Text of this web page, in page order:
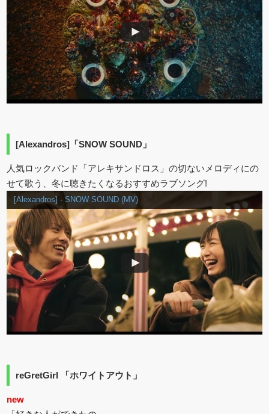
[Alexandros]「SNOW SOUND」
人気ロックバンド「アレキサンドロス」の切ないメロディにの
せて歌う、冬に聴きたくなるおすすめラブソング!
[Alexandros] - SNOW SOUND (MV)
reGretGirl 「ホワイトアウト」
new